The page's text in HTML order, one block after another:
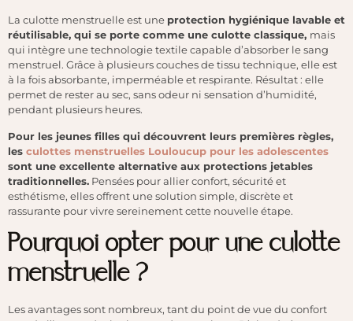
La culotte menstruelle est une protection hygiénique lavable et
réutilisable, qui se porte comme une culotte classique, mais
qui intègre une technologie textile capable d’absorber le sang
menstruel. Grâce à plusieurs couches de tissu technique, elle est
à la fois absorbante, imperméable et respirante. Résultat : elle
permet de rester au sec, sans odeur ni sensation d’humidité,
pendant plusieurs heures.
Pour les jeunes filles qui découvrent leurs premières règles,
les culottes menstruelles Louloucup pour les adolescentes
sont une excellente alternative aux protections jetables
traditionnelles. Pensées pour allier confort, sécurité et
esthétisme, elles offrent une solution simple, discrète et
rassurante pour vivre sereinement cette nouvelle étape.
Pourquoi opter pour une culotte
menstruelle ?
Les avantages sont nombreux, tant du point de vue du confort